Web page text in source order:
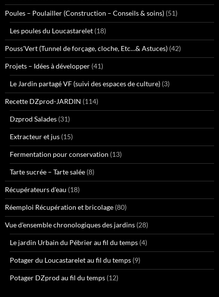
Poules – Poulailler (Construction – Conseils & soins) (51)
Les poules du Loucastarelet (18)
Pouss'Vert (Tunnel de forçage, cloche, Etc…& Astuces) (42)
Projets – Idées à développer (41)
Le Jardin partagé VF (suivi des espaces de culture) (3)
Recette DZprod-JARDIN (114)
Dzprod Salades (31)
Extracteur et jus (15)
Fermentation pour conservation (13)
Tarte sucrée – Tarte salée (8)
Récupérateurs d'eau (18)
Réemploi Récupération et bricolage (80)
Vue d'ensemble chronologiques des jardins (28)
Le jardin Urbain du Pébrier au fil du temps (4)
Potager du Loucastarelet au fil du temps (9)
Potager DZprod au fil du temps (12)